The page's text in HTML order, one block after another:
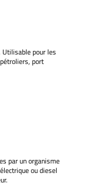
Utilisable pour les
port
par un organisme
ou diesel